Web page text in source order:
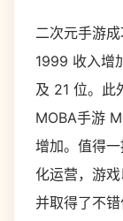
二次元手游
1999 收入增
及 21 位。此
MOBA手游
增加。值得
化运营，游
并取得了不